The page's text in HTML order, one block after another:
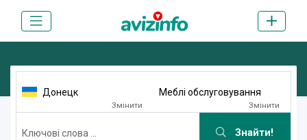
Донецк
Змінити
Меблі обслуговування
Змінити
Знайти!